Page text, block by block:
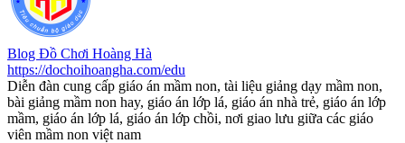
Blog Đồ Chơi Hoàng Hà
https://dochoihoangha.com/edu
Diễn đàn cung cấp giáo án mầm non, tài liệu giảng dạy mầm non,
bài giảng mầm non hay, giáo án lớp lá, giáo án nhà trẻ, giáo án lớp
mầm, giáo án lớp lá, giáo án lớp chồi, nơi giao lưu giữa các giáo
viên mầm non việt nam